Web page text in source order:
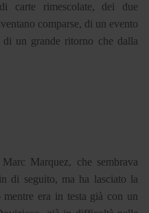
carte rimescolate, dei due
comparse, di un evento
di un grande ritorno che dalla
Marquez, che sembrava
di seguito, ma ha lasciato la
mentre era in testa già con un